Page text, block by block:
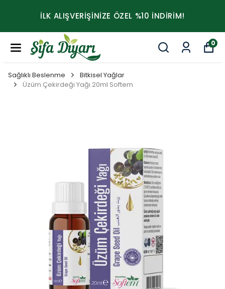
İLK ALIŞVERİŞİNİZE ÖZEL %10 İNDİRİM!
0
Sağlıklı Beslenme
Bitkisel Yağlar
Üzüm Çekirdeği Yağı 20ml Softem